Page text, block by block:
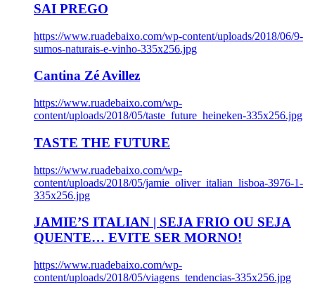
SAI PREGO
https://www.ruadebaixo.com/wp-content/uploads/2018/06/9-
sumos-naturais-e-vinho-335x256.jpg
Cantina Zé Avillez
https://www.ruadebaixo.com/wp-
content/uploads/2018/05/taste_future_heineken-335x256.jpg
TASTE THE FUTURE
https://www.ruadebaixo.com/wp-
content/uploads/2018/05/jamie_oliver_italian_lisboa-3976-1-
335x256.jpg
JAMIE’S ITALIAN | SEJA FRIO OU SEJA
QUENTE… EVITE SER MORNO!
https://www.ruadebaixo.com/wp-
content/uploads/2018/05/viagens_tendencias-335x256.jpg